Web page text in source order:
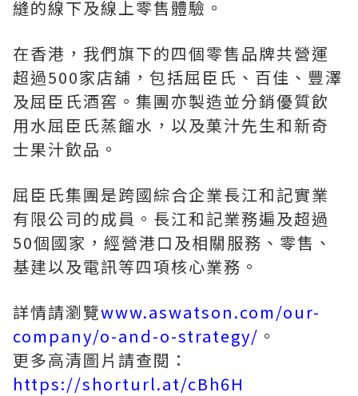
縫的線下及線上零售體驗。
在香港，我們旗下的四個零售品牌共營運
超過500家店舖，包括屈臣氏、百佳、豐澤
及屈臣氏酒窖。集團亦製造並分銷優質飲
用水屈臣氏蒸餾水，以及菓汁先生和新奇
士果汁飲品。
屈臣氏集團是跨國綜合企業長江和記實業
有限公司的成員。長江和記業務遍及超過
50個國家，經營港口及相關服務、零售、
基建以及電訊等四項核心業務。
詳情請瀏覽www.aswatson.com/our-
company/o-and-o-strategy/ 。
更多高清圖片請查閱：
https://shorturl.at/cBh6H